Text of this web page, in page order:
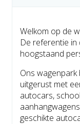
Historiek
Welkom op de
De referentie
hoogstaand
Ons
uitgerust met
autocars,
geschikte